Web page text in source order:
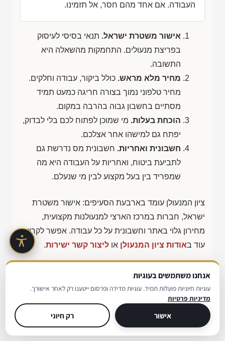
העבודה. אם אחד מהם חסר, אל תזמינו.
אישור משטרת ישראל. תנאי בסיסי לעיסוק
בפריצת מנעולים. התחמקות מהשאלה היא
התשובה.
מחיר מלא מראש. כולל ביקור, עבודה וחלקים.
מחיר טלפוני נמוך בצורה חריגה כמעט תמיד
מסתיים בחשבון גבוה בהרבה במקום.
הוכחת בעלות. מי שמוכן לפתוח לכם בלי לבדוק,
יפתח גם למישהו אחר אצלכם.
חשבונית ואחריות. חשבונית מס נדרשת גם
לתביעת ביטוח, ואחריות על העבודה היא מה
שמפריד בין בעל מקצוע לבין מי שנעלם.
ציון המנעולן עומד בארבעת הסעיפים: אישור משטרת
ישראל, חברות במרכז הארצי למנעולנות מקצועית,
מחירון גלוי באתר וחשבונית על כל עבודה. אפשר לקרוא
עוד באודות ציון המנעולן או ליצור קשר ישירות.
ולפני שדרוג אבטחה מלא, כדאי לדעת שדלתות ומנעולי
ביטחון נבדקים מול תקנים ישראליים מוגדרים. מוצר
שעומד בתקן עבר בדיקות עמידות בפריצה, ואפשר
לבדוק זאת באתר
מכון התקנים הישראלילפני שקונים
דלת או מנעול חדש.
אנחנו משתמשים בעוגיות
עוגיות חיוניות פועלות תמיד. עוגיות מדידה ופרסום ייטענו רק לאחר אישורך.
מדיניות פרטיות
אישור רק חיוני